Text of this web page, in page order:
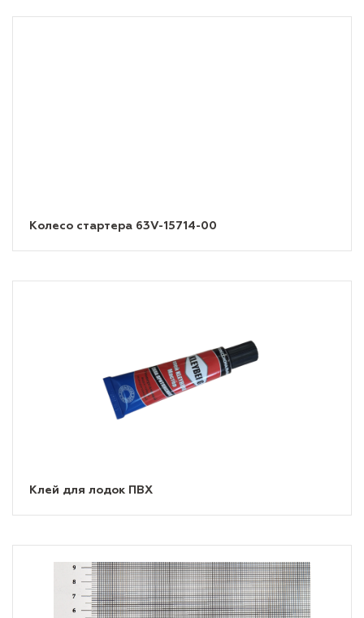
Колесо стартера 63V-15714-00
Клей для лодок ПВХ